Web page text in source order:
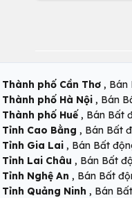
Thành phố Cần Thơ , Bán
Thành phố Hà Nội , Bán
Thành phố Huế , Bán Bất
Tỉnh Cao Bằng , Bán Bất
Tỉnh Gia Lai , Bán Bất
Tỉnh Lai Châu , Bán Bất
Tỉnh Nghệ An , Bán Bất
Tỉnh Quảng Ninh , Bán